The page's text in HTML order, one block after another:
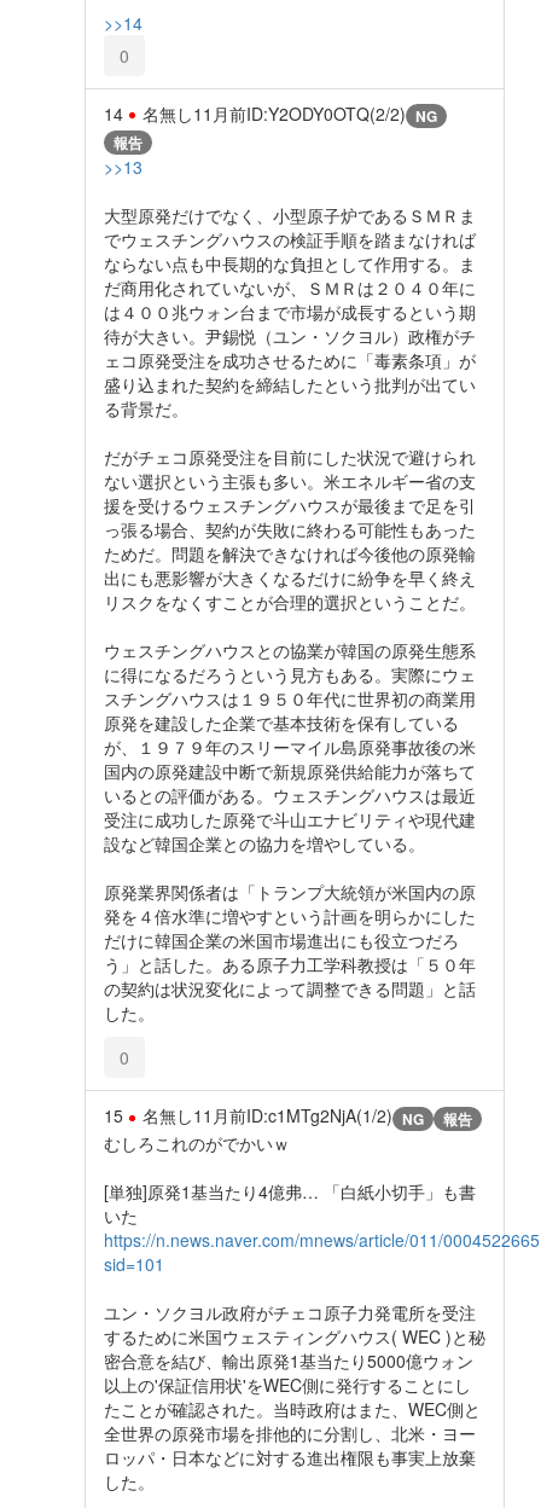
>>14
0
14 名無し11月前ID:Y2ODY0OTQ(2/2) NG
報告
>>13
大型原発だけでなく、小型原子炉であるＳＭＲま
でウェスチングハウスの検証手順を踏まなければ
ならない点も中長期的な負担として作用する。ま
だ商用化されていないが、ＳＭＲは２０４０年に
は４００兆ウォン台まで市場が成長するという期
待が大きい。尹錫悦（ユン・ソクヨル）政権がチ
ェコ原発受注を成功させるために「毒素条項」が
盛り込まれた契約を締結したという批判が出てい
る背景だ。
だがチェコ原発受注を目前にした状況で避けられ
ない選択という主張も多い。米エネルギー省の支
援を受けるウェスチングハウスが最後まで足を引
っ張る場合、契約が失敗に終わる可能性もあった
ためだ。問題を解決できなければ今後他の原発輸
出にも悪影響が大きくなるだけに紛争を早く終え
リスクをなくすことが合理的選択ということだ。
ウェスチングハウスとの協業が韓国の原発生態系
に得になるだろうという見方もある。実際にウェ
スチングハウスは１９５０年代に世界初の商業用
原発を建設した企業で基本技術を保有している
が、１９７９年のスリーマイル島原発事故後の米
国内の原発建設中断で新規原発供給能力が落ちて
いるとの評価がある。ウェスチングハウスは最近
受注に成功した原発で斗山エナビリティや現代建
設など韓国企業との協力を増やしている。
原発業界関係者は「トランプ大統領が米国内の原
発を４倍水準に増やすという計画を明らかにした
だけに韓国企業の米国市場進出にも役立つだろ
う」と話した。ある原子力工学科教授は「５０年
の契約は状況変化によって調整できる問題」と話
した。
0
15 名無し11月前ID:c1MTg2NjA(1/2) NG 報告
むしろこれのがでかいｗ
[単独]原発1基当たり4億弗… 「白紙小切手」も書
いた
https://n.news.naver.com/mnews/article/011/
sid=101
ユン・ソクヨル政府がチェコ原子力発電所を受注
するために米国ウェスティングハウス( WEC )と秘
密合意を結び、輸出原発1基当たり5000億ウォン
以上の'保証信用状'をWEC側に発行することにし
たことが確認された。当時政府はまた、WEC側と
全世界の原発市場を排他的に分割し、北米・ヨー
ロッパ・日本などに対する進出権限も事実上放棄
した。